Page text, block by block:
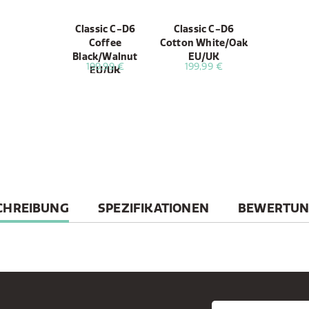
Classic C-D6
Coffee
Black/Walnut
EU/UK
199,99 €
Classic C-D6
Cotton White/Oak
EU/UK
199,99 €
SPEZIFIKATIONEN